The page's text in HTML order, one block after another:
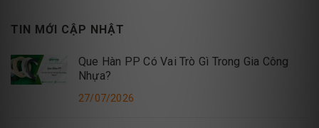
TIN MỚI CẬP NHẬT
Que Hàn PP Có Vai Trò Gì Trong Gia Công
Nhựa?
27/07/2026